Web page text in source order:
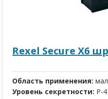
Rexel Secure X6
Область применения:
Уровень секретности: P-4